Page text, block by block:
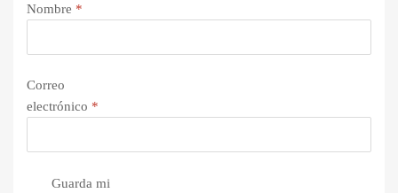
Nombre *
Correo
electrónico *
Guarda mi